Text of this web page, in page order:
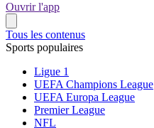
Ouvrir l'app
Tous les contenus
Sports populaires
Ligue 1
UEFA Champions League
UEFA Europa League
Premier League
NFL